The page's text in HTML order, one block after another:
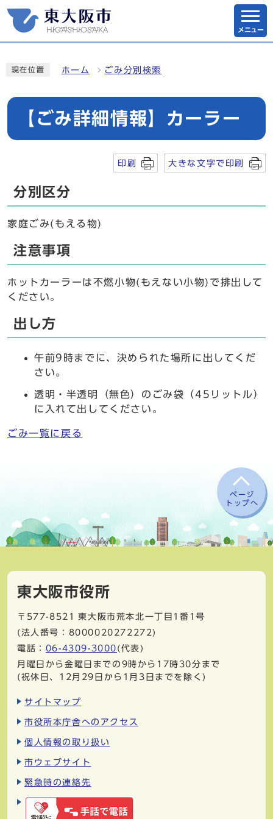
メニュー
現在位置 ホーム ごみ分別検索
【ごみ詳細情報】カーラー
印刷 大きな文字で印刷
分別区分
家庭ごみ(もえる物)
注意事項
ホットカーラーは不燃小物(もえない小物)で排出して
ください。
出し方
午前9時までに、決められた場所に出してくだ
さい。
透明・半透明（無色）のごみ袋（45リットル）
に入れて出してください。
ごみ一覧に戻る
ページ
トップへ
東大阪市役所
〒577-8521
東大阪市荒本北一丁目1番1号
(法人番号：8000020272272)
電話： 06-4309-3000 (代表)
月曜日から金曜日までの9時から17時30分まで
(祝休日、12月29日から1月3日までを除く)
サイトマップ
市役所本庁舎へのアクセス
個人情報の取り扱い
市ウェブサイト
緊急時の連絡先